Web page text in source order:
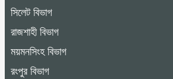
সিলেট বিভাগ
রাজশাহী বিভাগ
ময়মনসিংহ বিভাগ
রংপুর বিভাগ